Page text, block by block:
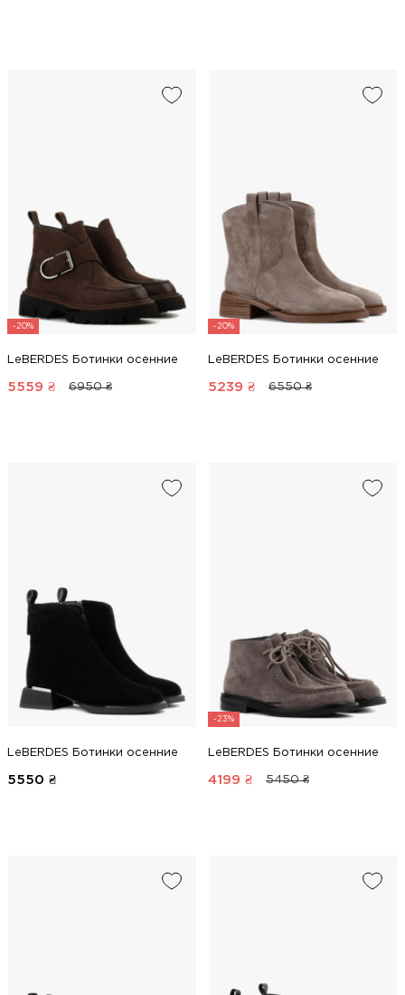
-20%
LeBERDES Ботинки осенние
5559 ₴ 6950 ₴
-20%
LeBERDES Ботинки осенние
5239 ₴ 6550 ₴
LeBERDES Ботинки осенние
5550 ₴
-23%
LeBERDES Ботинки осенние
4199 ₴ 5450 ₴